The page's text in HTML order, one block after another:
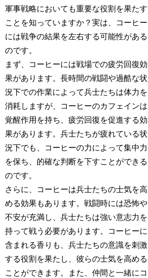
軍事戦略においても重要な役割を果たす
ことを知っていますか？実は、コーヒー
には戦争の結果を左右する可能性がある
のです。
まず、コーヒーには戦場での疲労回復効
果があります。長時間の戦闘や過酷な状
況下での作業によって兵士たちは体力を
消耗しますが、コーヒーのカフェインは
覚醒作用を持ち、疲労回復を促進する効
果があります。兵士たちが疲れている状
況下でも、コーヒーの力によって集中力
を保ち、的確な判断を下すことができる
のです。
さらに、コーヒーは兵士たちの士気を高
める効果もあります。戦闘時には恐怖や
不安が充満し、兵士たちは強い意志力を
持って戦う必要があります。コーヒーに
含まれる香りも、兵士たちの意識を刺激
する役割を果たし、彼らの士気を高める
ことができます。また、仲間と一緒にコ